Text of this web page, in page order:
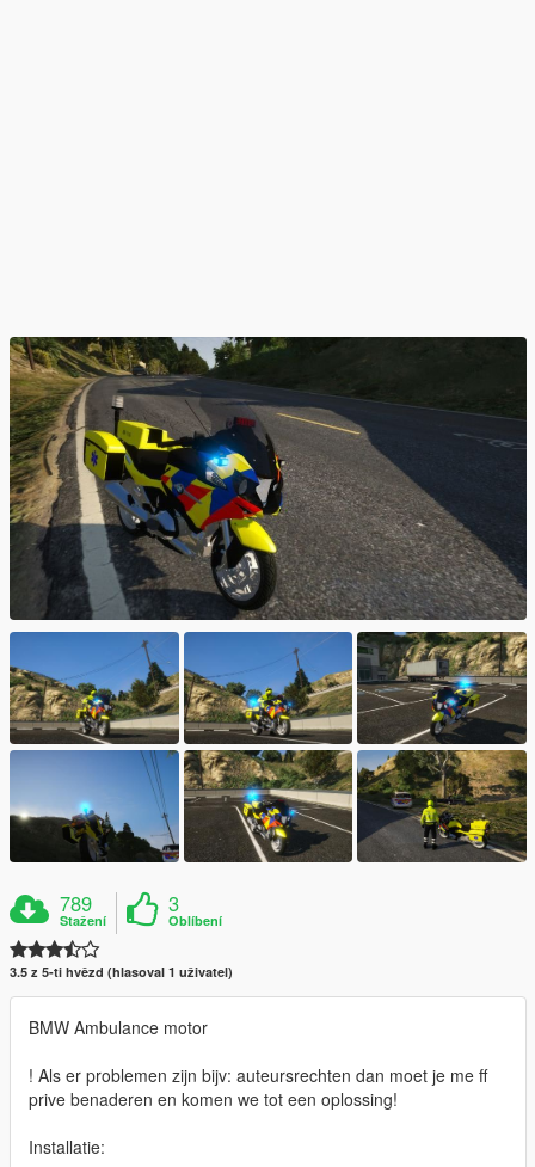
789
Stažení
3
Oblíbení
3.5 z 5-ti hvězd (hlasoval 1 uživatel)
BMW Ambulance motor
! Als er problemen zijn bijv: auteursrechten dan moet je me ff
prive benaderen en komen we tot een oplossing!
Installatie: